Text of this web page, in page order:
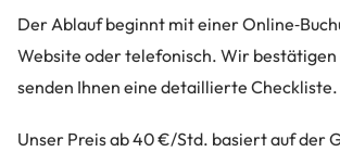
Der Ablauf beginnt mit einer
Website oder telefonisch. Wir bestätigen
senden Ihnen eine detaillierte Checkliste.
Unser Preis ab 40 €/Std. basiert auf der